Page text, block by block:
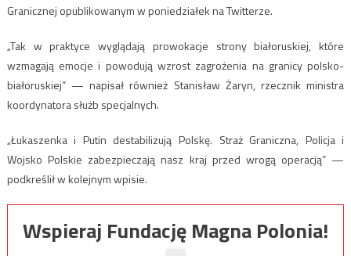
Granicznej opublikowanym w poniedziałek na Twitterze.
„Tak w praktyce wyglądają prowokacje strony białoruskiej, które
wzmagają emocje i powodują wzrost zagrożenia na granicy polsko-
białoruskiej” — napisał również Stanisław Żaryn, rzecznik ministra
koordynatora służb specjalnych.
„Łukaszenka i Putin destabilizują Polskę. Straż Graniczna, Policja i
Wojsko Polskie zabezpieczają nasz kraj przed wrogą operacją” —
podkreślił w kolejnym wpisie.
Wspieraj Fundację Magna Polonia!